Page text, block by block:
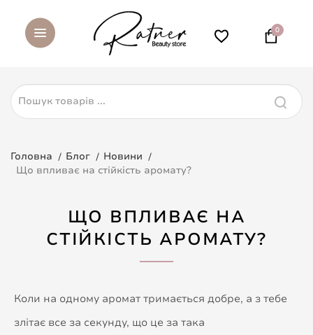
0
Головна Блог
Новини
Що впливає на стійкість аромату?
ЩО ВПЛИВАЄ НА
СТІЙКІСТЬ АРОМАТУ?
Коли на одному аромат тримається добре, а з тебе
злітає все за секунду, що це за така